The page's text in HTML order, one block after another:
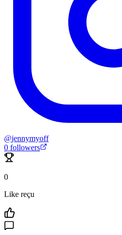
@jennymyoff
0 followers
0
Like reçu